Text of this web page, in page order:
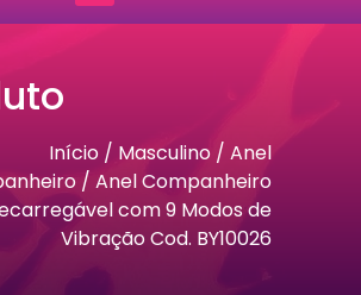
Início / Masculino / Anel
/ Anel Companheiro
com 9 Modos de
Vibração Cod. BY10026